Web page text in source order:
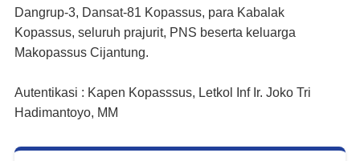
Dangrup-3, Dansat-81 Kopassus, para Kabalak
Kopassus, seluruh prajurit, PNS beserta keluarga
Makopassus Cijantung.
Autentikasi : Kapen Kopasssus, Letkol Inf Ir. Joko Tri
Hadimantoyo, MM